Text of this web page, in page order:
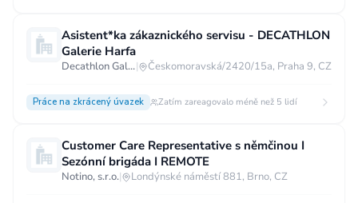
Asistent*ka zákaznického servisu - DECATHLON
Galerie Harfa
Decathlon Galerie Harfa| Českomoravská/2420/15a, Praha 9, CZ
Práce na zkrácený úvazek Zatím zareagovalo méně než 5 lidí
Customer Care Representative s němčinou I
Sezónní brigáda I REMOTE
Notino, s.r.o.| Londýnské náměstí 881, Brno, CZ